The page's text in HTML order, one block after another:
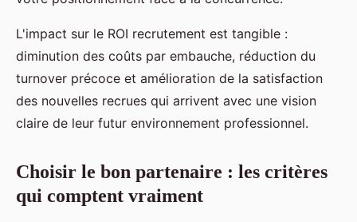
L'impact sur le ROI recrutement est tangible :
diminution des coûts par embauche, réduction du
turnover précoce et amélioration de la satisfaction
des nouvelles recrues qui arrivent avec une vision
claire de leur futur environnement professionnel.
Choisir le bon partenaire : les critères
qui comptent vraiment